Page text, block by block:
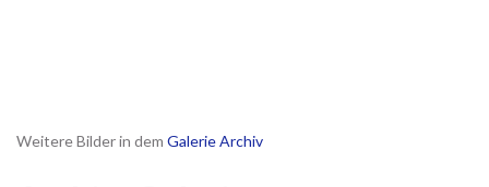
Weitere Bilder in dem Galerie Archiv